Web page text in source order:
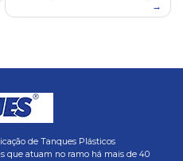
de Tanques Plásticos
que atuam no ramo há mais de 40